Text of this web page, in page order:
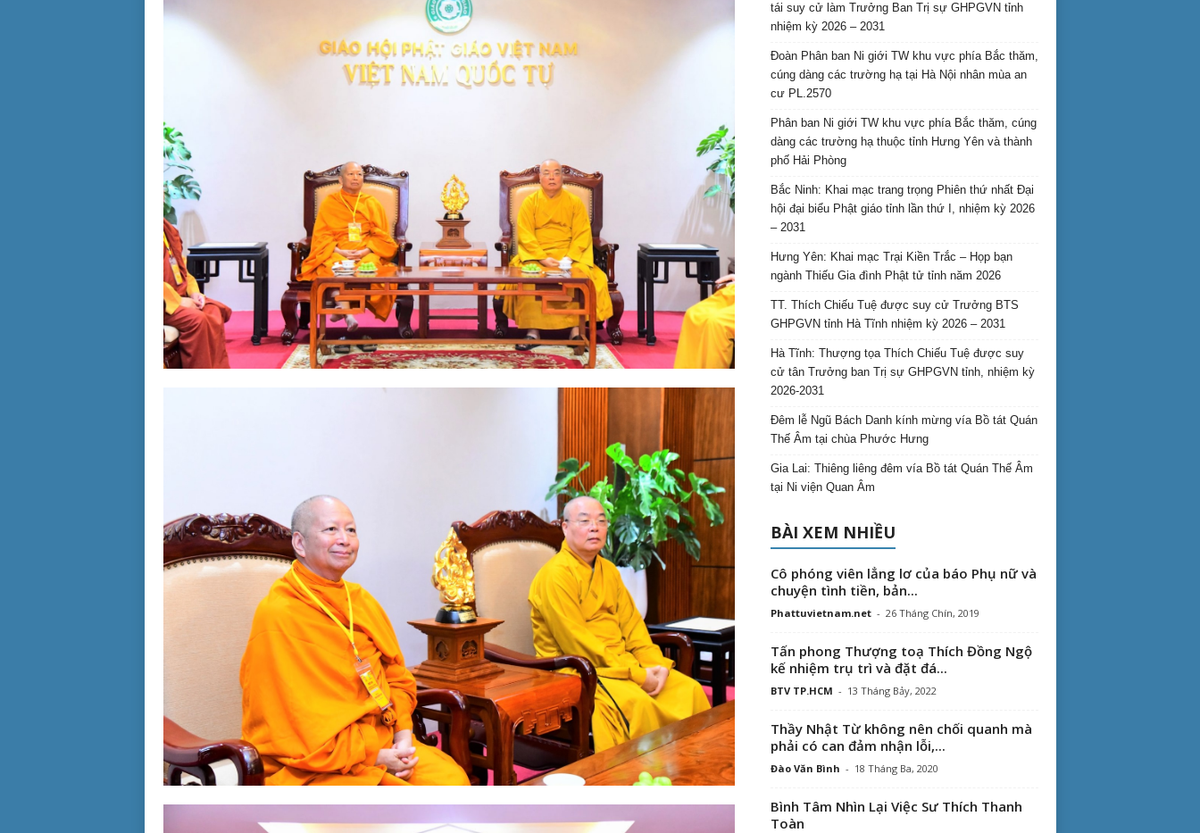
tái suy cử làm Trưởng Ban Trị sự GHPGVN tỉnh
nhiệm kỳ 2026 – 2031
Đoàn Phân ban Ni giới TW khu vực phía Bắc thăm,
cúng dàng các trường hạ tại Hà Nội nhân mùa an
cư PL.2570
Phân ban Ni giới TW khu vực phía Bắc thăm, cúng
dàng các trường hạ thuộc tỉnh Hưng Yên và thành
phố Hải Phòng
Bắc Ninh: Khai mạc trang trọng Phiên thứ nhất Đại
hội đại biểu Phật giáo tỉnh lần thứ I, nhiệm kỳ 2026
– 2031
Hưng Yên: Khai mạc Trại Kiền Trắc – Họp bạn
ngành Thiếu Gia đình Phật tử tỉnh năm 2026
TT. Thích Chiếu Tuệ được suy cử Trưởng BTS
GHPGVN tỉnh Hà Tĩnh nhiệm kỳ 2026 – 2031
Hà Tĩnh: Thượng tọa Thích Chiếu Tuệ được suy
cử tân Trưởng ban Trị sự GHPGVN tỉnh, nhiệm kỳ
2026-2031
Đêm lễ Ngũ Bách Danh kính mừng vía Bồ tát Quán
Thế Âm tại chùa Phước Hưng
Gia Lai: Thiêng liêng đêm vía Bồ tát Quán Thế Âm
tại Ni viện Quan Âm
BÀI XEM NHIỀU
Cô phóng viên lẳng lơ của báo Phụ nữ và
chuyện tình tiền, bản...
Phattuvietnam.net - 26 Tháng Chín, 2019
Tấn phong Thượng toạ Thích Đồng Ngộ
kế nhiệm trụ trì và đặt đá...
BTV TP.HCM - 13 Tháng Bảy, 2022
Thầy Nhật Từ không nên chối quanh mà
phải có can đảm nhận lỗi,...
Đào Văn Bình - 18 Tháng Ba, 2020
Bình Tâm Nhìn Lại Việc Sư Thích Thanh
Toàn